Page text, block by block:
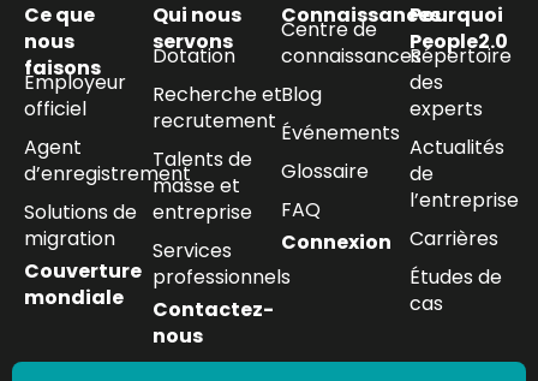
Ce que
nous
faisons
Employeur
officiel
Agent
d’enregistrement
Solutions de
migration
Couverture
mondiale
Qui nous
servons
Dotation
Recherche et
recrutement
Talents de
masse et
entreprise
Services
professionnels
Contactez-
nous
Connaissances
Centre de
connaissances
Blog
Événements
Glossaire
FAQ
Connexion
Pourquoi
People2.0
Répertoire
des
experts
Actualités
de
l’entreprise
Carrières
Études de
cas